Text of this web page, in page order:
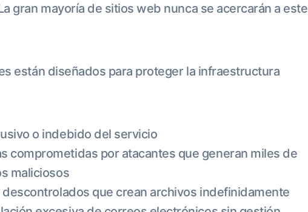
gran mayoría de sitios web nunca se acercarán a este
están diseñados para proteger la infraestructura
o indebido del servicio
comprometidas por atacantes que generan miles de
maliciosos
descontrolados que crean archivos indefinidamente